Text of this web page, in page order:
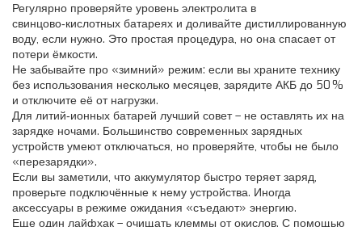
Регулярно проверяйте уровень электролита в
свинцово‑кислотных батареях и доливайте дистиллированную
воду, если нужно. Это простая процедура, но она спасает от
потери ёмкости.
Не забывайте про «зимний» режим: если вы храните технику
без использования несколько месяцев, зарядите АКБ до 50 %
и отключите её от нагрузки.
Для литий‑ионных батарей лучший совет – не оставлять их на
зарядке ночами. Большинство современных зарядных
устройств умеют отключаться, но проверяйте, чтобы не было
«перезарядки».
Если вы заметили, что аккумулятор быстро теряет заряд,
проверьте подключённые к нему устройства. Иногда
аксессуары в режиме ожидания «съедают» энергию.
Еще один лайфхак – очищать клеммы от окислов. С помощью